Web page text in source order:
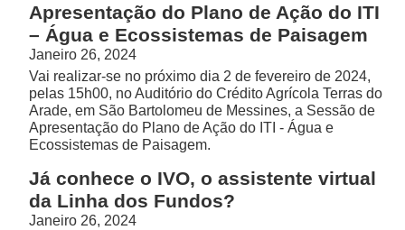
Apresentação do Plano de Ação do ITI
– Água e Ecossistemas de Paisagem
Janeiro 26, 2024
Vai realizar-se no próximo dia 2 de fevereiro de 2024,
pelas 15h00, no Auditório do Crédito Agrícola Terras do
Arade, em São Bartolomeu de Messines, a Sessão de
Apresentação do Plano de Ação do ITI - Água e
Ecossistemas de Paisagem.
Já conhece o IVO, o assistente virtual
da Linha dos Fundos?
Janeiro 26, 2024